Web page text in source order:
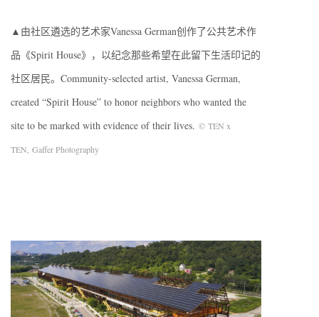
▲由社区遴选的艺术家Vanessa German创作了公共艺术作
品《Spirit House》，以纪念那些希望在此留下生活印记的
社区居民。Community-selected artist, Vanessa German,
created “Spirit House” to honor neighbors who wanted the
site to be marked with evidence of their lives. © TEN x
TEN, Gaffer Photography